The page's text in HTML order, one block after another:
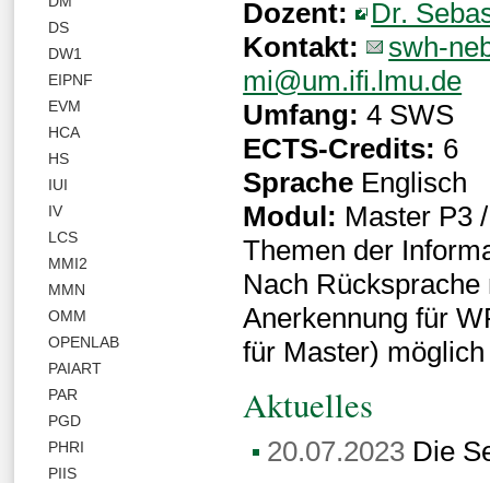
DS
DW1
EIPNF
EVM
HCA
HS
IUI
IV
LCS
MMI2
MMN
OMM
OPENLAB
PAIART
PAR
PGD
PHRI
PIIS
Dozent: Dr.
Kontakt:
swh-
mi@um.ifi.lmu.de
Umfang: 4 SWS
ECTS-Credits: 6
Sprache Englisch
Modul: Master P3
Themen der
Nach
Anerkennung für
für Master) möglich
Aktuelles
20.07.2023Die